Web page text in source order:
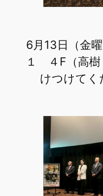
6月13日（金
１ ４F（高樹
けつけてく